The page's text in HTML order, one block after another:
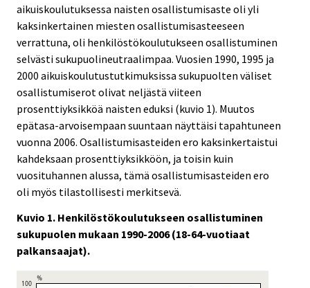
aikuiskoulutuksessa naisten osallistumisaste oli yli
kaksinkertainen miesten osallistumisasteeseen
verrattuna, oli henkilöstökoulutukseen osallistuminen
selvästi sukupuolineutraalimpaa. Vuosien 1990, 1995 ja
2000 aikuiskoulutustutkimuksissa sukupuolten väliset
osallistumiserot olivat neljästä viiteen
prosenttiyksikköä naisten eduksi (kuvio 1). Muutos
epätasa-arvoisempaan suuntaan näyttäisi tapahtuneen
vuonna 2006. Osallistumisasteiden ero kaksinkertaistui
kahdeksaan prosenttiyksikköön, ja toisin kuin
vuosituhannen alussa, tämä osallistumisasteiden ero
oli myös tilastollisesti merkitsevä.
Kuvio 1. Henkilöstökoulutukseen osallistuminen
sukupuolen mukaan 1990-2006 (18-64-vuotiaat
palkansaajat).